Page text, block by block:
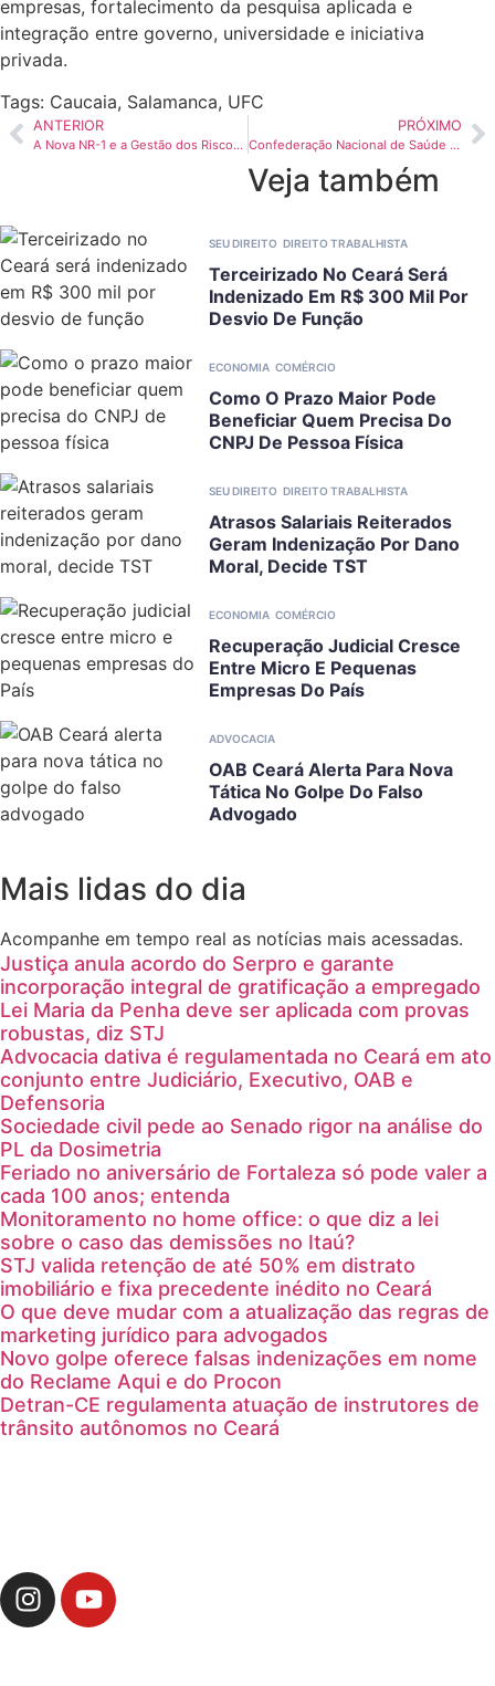
empresas, fortalecimento da pesquisa aplicada e
integração entre governo, universidade e iniciativa
privada.
Tags: Caucaia, Salamanca, UFC
ANTERIOR
A Nova NR-1 e a Gestão dos Riscos Psicossociais – Desafios, responsabilidades e oportunidades para as empresas
PRÓXIMO
Confederação Nacional de Saúde aciona STF contra multas por riscos psicossociais no trabalho na NR-1
Veja também
SEU DIREITO DIREITO TRABALHISTA
Terceirizado No Ceará Será
Indenizado Em R$ 300 Mil Por
Desvio De Função
ECONOMIA COMÉRCIO
Como O Prazo Maior Pode
Beneficiar Quem Precisa Do
CNPJ De Pessoa Física
SEU DIREITO DIREITO TRABALHISTA
Atrasos Salariais Reiterados
Geram Indenização Por Dano
Moral, Decide TST
ECONOMIA COMÉRCIO
Recuperação Judicial Cresce
Entre Micro E Pequenas
Empresas Do País
ADVOCACIA
OAB Ceará Alerta Para Nova
Tática No Golpe Do Falso
Advogado
Mais lidas do dia
Acompanhe em tempo real as notícias mais acessadas.
Justiça anula acordo do Serpro e garante
incorporação integral de gratificação a empregado
Lei Maria da Penha deve ser aplicada com provas
robustas, diz STJ
Advocacia dativa é regulamentada no Ceará em ato
conjunto entre Judiciário, Executivo, OAB e
Defensoria
Sociedade civil pede ao Senado rigor na análise do
PL da Dosimetria
Feriado no aniversário de Fortaleza só pode valer a
cada 100 anos; entenda
Monitoramento no home office: o que diz a lei
sobre o caso das demissões no Itaú?
STJ valida retenção de até 50% em distrato
imobiliário e fixa precedente inédito no Ceará
O que deve mudar com a atualização das regras de
marketing jurídico para advogados
Novo golpe oferece falsas indenizações em nome
do Reclame Aqui e do Procon
Detran-CE regulamenta atuação de instrutores de
trânsito autônomos no Ceará